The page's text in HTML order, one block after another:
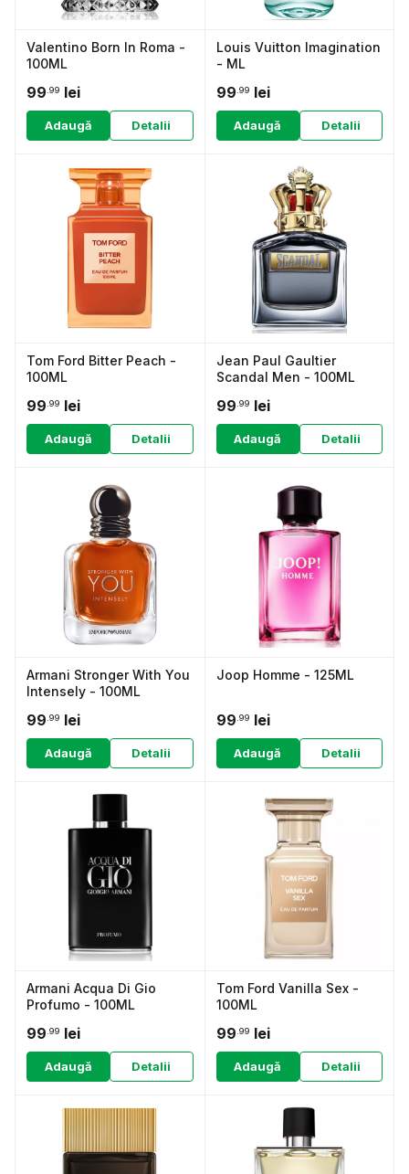
Valentino Born In Roma -
100ML
99 .99 lei
Adaugă Detalii
Louis Vuitton Imagination
- ML
99 .99 lei
Adaugă Detalii
Tom Ford Bitter Peach -
100ML
99.99 lei
Adaugă Detalii
Jean Paul Gaultier
Scandal Men - 100ML
99.99 lei
Adaugă Detalii
Armani Stronger With You
Intensely - 100ML
99 .99 lei
Adaugă Detalii
Joop Homme - 125ML
99 .99 lei
Adaugă Detalii
Armani Acqua Di Gio
Profumo - 100ML
99.99 lei
Adaugă Detalii
Tom Ford Vanilla Sex -
100ML
99.99 lei
Adaugă Detalii